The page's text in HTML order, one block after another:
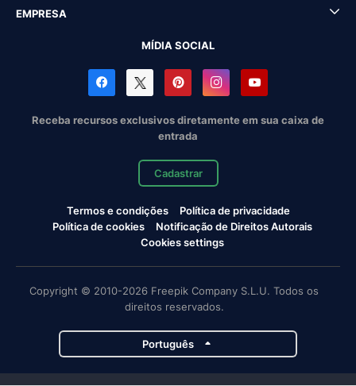
EMPRESA
MÍDIA SOCIAL
Receba recursos exclusivos diretamente em sua caixa de
entrada
Cadastrar
Termos e condições
Política de privacidade
Política de cookies
Notificação de Direitos Autorais
Cookies settings
Copyright © 2010-2026 Freepik Company S.L.U. Todos os
direitos reservados.
Português